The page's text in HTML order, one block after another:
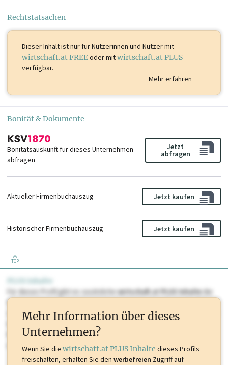
Rechtstatsachen
Dieser Inhalt istnur für Nutzerinnen und Nutzer mit
wirtschaft.at FREEoder mitwirtschaft.at PLUS
verfügbar.
Mehr erfahren
Bonität & Dokumente
Bonitätsauskunft für dieses Unternehmen
abfragen
Jetzt
abfragen
Aktueller Firmenbuchauszug Jetzt kaufen
Historischer Firmenbuchauszug Jetzt kaufen
TOP
PLUS Inhalte
Für dieses Profil gibt es zusätzlichewirtschaft.at PLUS Inhaltedie
Sie momentan nicht einsehen können. Schalten Sie dieses Profil frei
oder loggen Sie sich ein um diese Inhalte zu sehen. wirtschaft.at PLUS
Marken, Patente, Rechtstatsachen, OTS-Aussendungen, und viele
mehr.
Mehr Information über dieses
Unternehmen?
Wenn Sie die wirtschaft.at PLUS Inhalte dieses Profils
freischalten, erhalten Sie den werbefreien Zugriff auf